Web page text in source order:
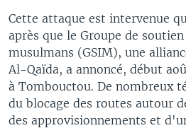
Cette attaque est intervenue
après que le Groupe de
musulmans (GSIM), une
Al-Qaïda, a annoncé, début
à Tombouctou. De nombreux
du blocage des routes autour
des approvisionnements et